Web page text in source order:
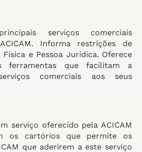
serviços comerciais
Informa restrições de
e Pessoa Jurídica. Oferece
ferramentas que facilitam a
comerciais aos seus
serviço oferecido pela ACICAM
os cartórios que permite os
que aderirem a este serviço